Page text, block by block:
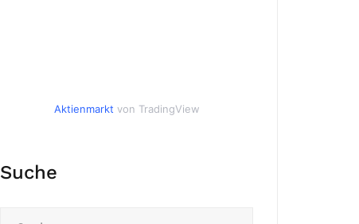
Aktienmarkt von TradingView
Suche